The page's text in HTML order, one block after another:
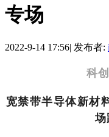
专场
2022-9-14 17:56| 发布者:
科
宽禁带半导体新材